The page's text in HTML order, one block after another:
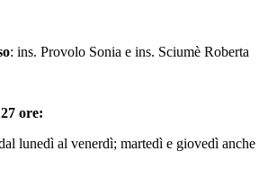
: ins. Provolo Sonia e ins. Sciumè Roberta
ore:
al venerdì; martedì e giovedì anche